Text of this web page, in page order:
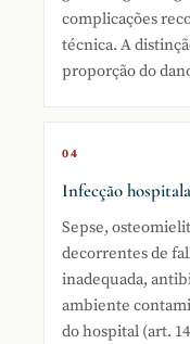
complicações
técnica. A
proporção do
04
Infecção
Sepse,
decorrentes de
inadequada,
ambiente
do hospital (art.